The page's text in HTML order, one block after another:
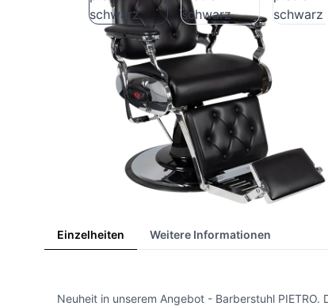
Einzelheiten Weitere Informationen
Neuheit in unserem Angebot - Barberstuhl